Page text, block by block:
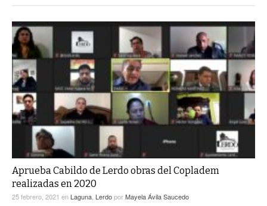
Aprueba Cabildo de Lerdo obras del Copladem
realizadas en 2020
25 febrero, 2021 en Laguna, LerdoporMayela Ávila Saucedo